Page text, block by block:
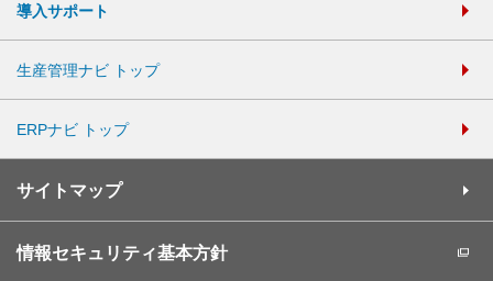
導入サポート
生産管理ナビ トップ
ERPナビ トップ
サイトマップ
情報セキュリティ基本方針